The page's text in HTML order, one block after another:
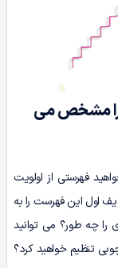
را مشخص می
فهرستی از اولویت
اول این فهرست را به
چه طور؟ می توانید
تنظیم خواهید کرد؟